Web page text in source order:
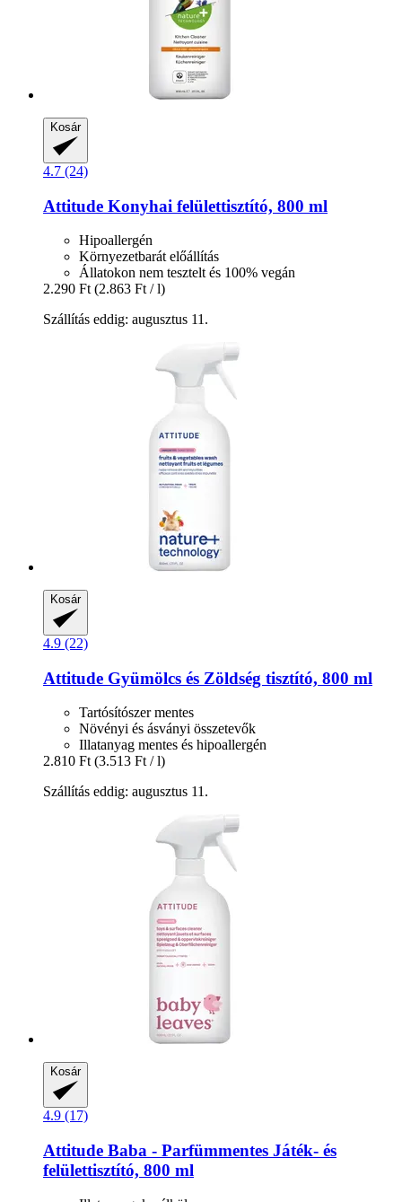
Kosár
4.7 (24)
Attitude Konyhai felülettisztító, 800 ml
Hipoallergén
Környezetbarát előállítás
Állatokon nem tesztelt és 100% vegán
2.290 Ft (2.863 Ft / l)
Szállítás eddig: augusztus 11.
Kosár
4.9 (22)
Attitude Gyümölcs és Zöldség tisztító, 800 ml
Tartósítószer mentes
Növényi és ásványi összetevők
Illatanyag mentes és hipoallergén
2.810 Ft (3.513 Ft / l)
Szállítás eddig: augusztus 11.
Kosár
4.9 (17)
Attitude Baba -​ Parfümmentes Játék-​ és
felülettisztító, 800 ml